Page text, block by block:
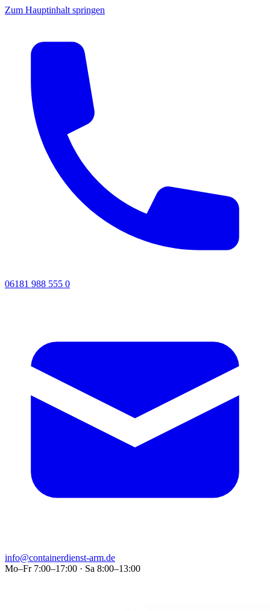
Zum Hauptinhalt springen
06181 988 555 0
info@containerdienst-arm.de
Mo–Fr 7:00–17:00 · Sa 8:00–13:00